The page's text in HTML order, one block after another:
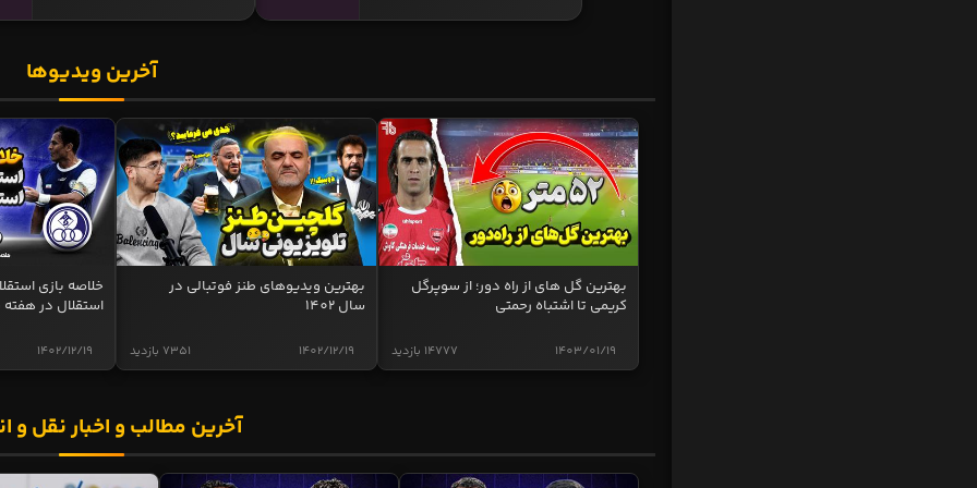
آخرین ویدیوها
بهترین گل های از راه دور؛ از سوپرگل
کریمی تا اشتباه رحمتی
14777 بازدید 1403/01/19
بهترین ویدیوهای طنز فوتبالی در
سال 1402
7351 بازدید 1402/12/19
استقلال در
1402/12/19
آخرین مطالب و اخبار نقل و